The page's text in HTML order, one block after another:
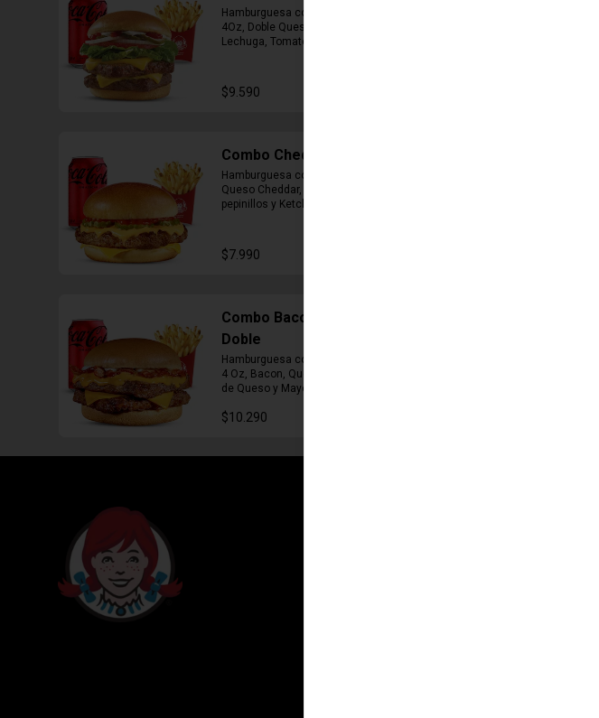
Hamburguesa con Doble Carne de
4Oz, Doble Queso Cheddar,
Lechuga, Tomate, Pepinillos,
$9.590
Combo Cheddar Melt
Hamburguesa con 1 Carne de 4 Oz,
Queso Cheddar, Salsa de Queso,
pepinillos y Ketchup, Papas Fritas
$7.990
Combo Bacon Cheddar
Doble
Hamburguesa con Doble Carne de
4 Oz, Bacon, Queso Cheddar, Salsa
de Queso y Mayonesa, Papas Fritas
$10.290